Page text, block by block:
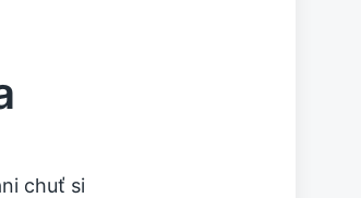
chuť si